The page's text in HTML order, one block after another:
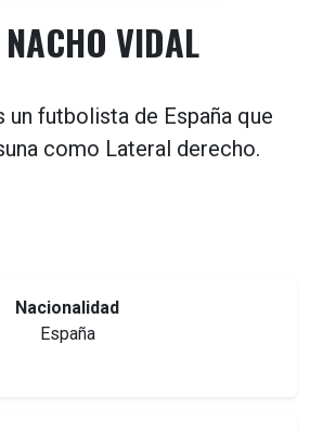
VIDAL
un futbolista de España que
como Lateral derecho.
Nacionalidad
España